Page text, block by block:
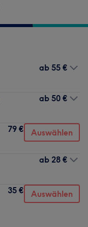
ab 55 €
ab 50 €
79 € Auswählen
ab 28 €
35 € Auswählen